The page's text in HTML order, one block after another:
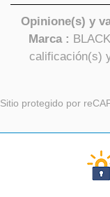
Opinione(s) y
Marca :
calificación(s)
Sitio protegido por